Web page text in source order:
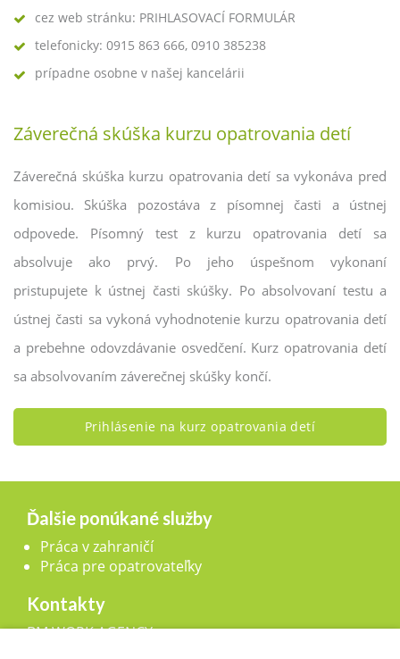
cez web stránku: PRIHLASOVACÍ FORMULÁR
telefonicky: 0915 863 666, 0910 385238
prípadne osobne v našej kancelárii
Záverečná skúška kurzu opatrovania detí
Záverečná skúška kurzu opatrovania detí sa vykonáva pred
komisiou. Skúška pozostáva z písomnej časti a ústnej
odpovede. Písomný test z kurzu opatrovania detí sa
absolvuje ako prvý. Po jeho úspešnom vykonaní
pristupujete k ústnej časti skúšky. Po absolvovaní testu a
ústnej časti sa vykoná vyhodnotenie kurzu opatrovania detí
a prebehne odovzdávanie osvedčení. Kurz opatrovania detí
sa absolvovaním záverečnej skúšky končí.
Prihlásenie na kurz opatrovania detí
Ďalšie ponúkané služby
Práca v zahraničí
Práca pre opatrovateľky
Kontakty
BM WORK AGENCY, s.r.o.,